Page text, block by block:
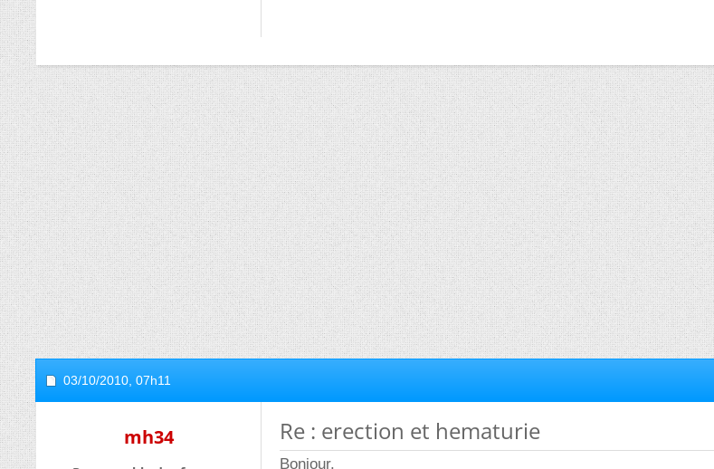
03/10/2010, 07h11
mh34 Re : erection et hematurie
Bonjour.